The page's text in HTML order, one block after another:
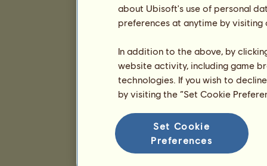
about Ubisoft's use of personal
preferences at anytime by
In addition to the above, by
website activity, including game
technologies. If you wish to
by visiting the “Set Cookie
Set Cookie
Preferences